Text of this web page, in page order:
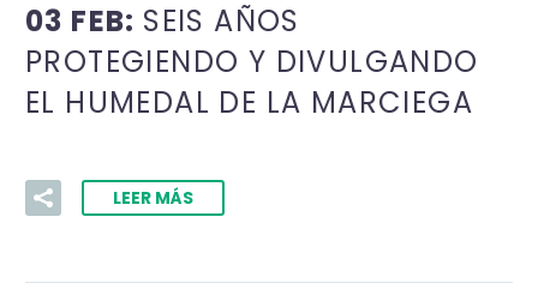
03 FEB: SEIS AÑOS
PROTEGIENDO Y DIVULGANDO
EL HUMEDAL DE LA MARCIEGA
LEER MÁS